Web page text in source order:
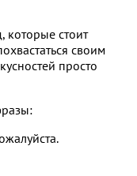
которые стоит
своим
просто